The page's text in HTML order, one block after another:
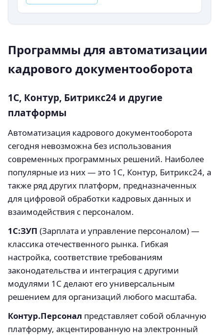
Программы для автоматизации
кадрового документооборота
1С, Контур, Битрикс24 и другие
платформы
Автоматизация кадрового документооборота
сегодня невозможна без использования
современных программных решений. Наиболее
популярные из них — это 1С, Контур, Битрикс24, а
также ряд других платформ, предназначенных
для цифровой обработки кадровых данных и
взаимодействия с персоналом.
1С:ЗУП (Зарплата и управление персоналом) —
классика отечественного рынка. Гибкая
настройка, соответствие требованиям
законодательства и интеграция с другими
модулями 1С делают его универсальным
решением для организаций любого масштаба.
Контур.Персонал представляет собой облачную
платформу, акцентированную на электронный